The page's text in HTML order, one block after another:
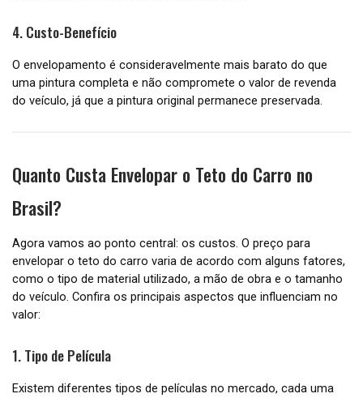
4. Custo-Benefício
O envelopamento é consideravelmente mais barato do que
uma pintura completa e não compromete o valor de revenda
do veículo, já que a pintura original permanece preservada.
Quanto Custa Envelopar o Teto do Carro no
Brasil?
Agora vamos ao ponto central: os custos. O preço para
envelopar o teto do carro varia de acordo com alguns fatores,
como o tipo de material utilizado, a mão de obra e o tamanho
do veículo. Confira os principais aspectos que influenciam no
valor:
1. Tipo de Película
Existem diferentes tipos de películas no mercado, cada uma